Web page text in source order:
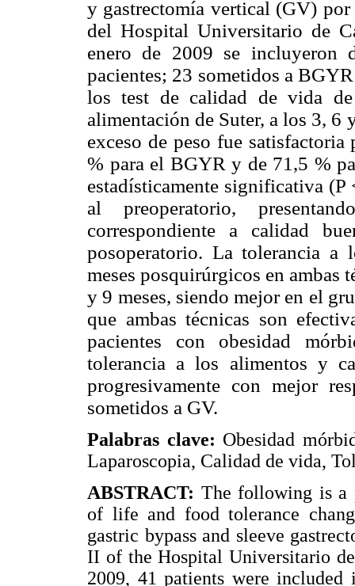
y gastrectomía vertical (GV)
del Hospital Universitario de
enero de 2009 se incluyeron
pacientes; 23 sometidos a
los test de calidad de vida
alimentación de Suter, a los 3, 6
exceso de peso fue
% para el BGYR y de 71,5 %
estadísticamente significativa
al preoperatorio,
correspondiente a calidad
posoperatorio. La tolerancia
meses posquirúrgicos en ambas
y 9 meses, siendo mejor en el
que ambas técnicas son
pacientes con obesidad
tolerancia a los alimentos y
progresivamente con mejor
sometidos a GV.
Palabras clave: Obesidad
Laparoscopia, Calidad de vida,
ABSTRACT: The following is a
of life and food tolerance
gastric bypass and sleeve
II of the Hospital Universitario
2009, 41 patients were